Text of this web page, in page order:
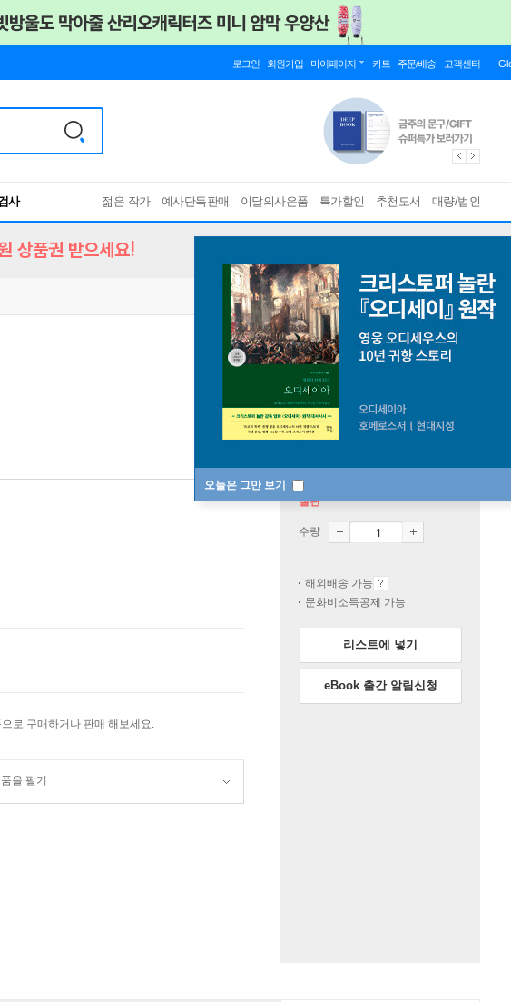
로그인 회원가입 마이페이지 카트 주문/배송 고객센터
사
젊은 작가 예사단독판매 이달의사은품 특가할인 추천도서 대량/법인
오늘은 그만 보기
상품권 받으세요!
로 구매하거나 판매 해보세요.
을 팔기
절판
수량
해외배송 가능
문화비소득공제 가능
리스트에 넣기
eBook 출간 알림신청